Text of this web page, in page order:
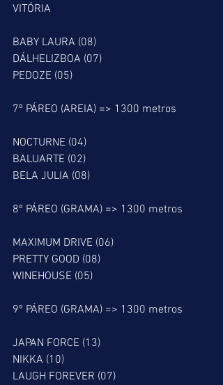
VITÓRIA
BABY LAURA (08)
DÁLHELIZBOA (07)
PEDOZE (05)
7º PÁREO (AREIA) => 1300 metros
NOCTURNE (04)
BALUARTE (02)
BELA JULIA (08)
8º PÁREO (GRAMA) => 1300 metros
MAXIMUM DRIVE (06)
PRETTY GOOD (08)
WINEHOUSE (05)
9º PÁREO (GRAMA) => 1300 metros
JAPAN FORCE (13)
NIKKA (10)
LAUGH FOREVER (07)